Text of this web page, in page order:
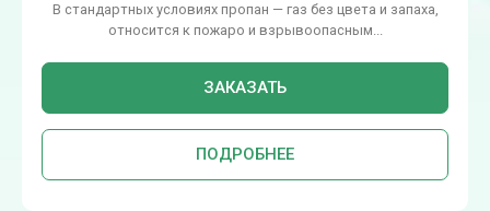
В стандартных условиях пропан — газ без цвета и запаха,
относится к пожаро и взрывоопасным...
ЗАКАЗАТЬ
ПОДРОБНЕЕ